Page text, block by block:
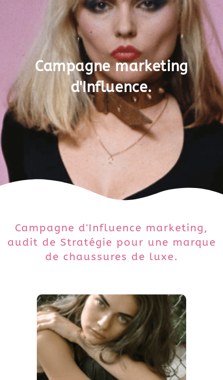
Campagne marketing
d'Influence.
Campagne d'Influence marketing,
audit de Stratégie pour une marque
de chaussures de luxe.